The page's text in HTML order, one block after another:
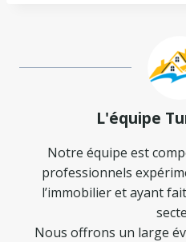
L'équipe
Notre équipe est
professionnels
l’immobilier et ayant
Nous offrons un large